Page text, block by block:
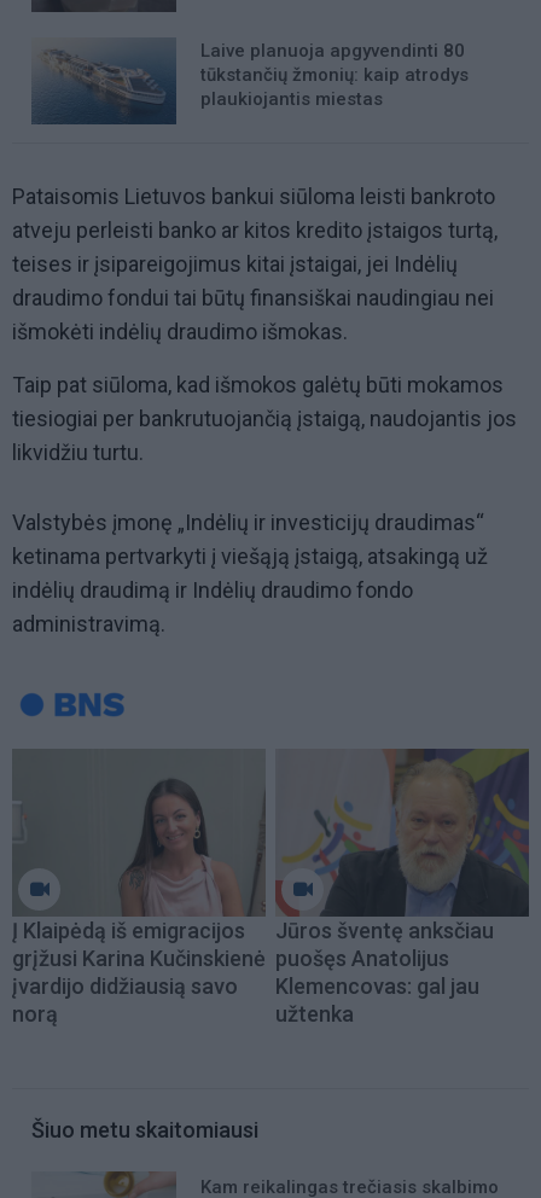
Laive planuoja apgyvendinti 80
tūkstančių žmonių: kaip atrodys
plaukiojantis miestas
Pataisomis Lietuvos bankui siūloma leisti bankroto
atveju perleisti banko ar kitos kredito įstaigos turtą,
teises ir įsipareigojimus kitai įstaigai, jei Indėlių
draudimo fondui tai būtų finansiškai naudingiau nei
išmokėti indėlių draudimo išmokas.
Taip pat siūloma, kad išmokos galėtų būti mokamos
tiesiogiai per bankrutuojančią įstaigą, naudojantis jos
likvidžiu turtu.
Valstybės įmonę „Indėlių ir investicijų draudimas“
ketinama pertvarkyti į viešąją įstaigą, atsakingą už
indėlių draudimą ir Indėlių draudimo fondo
administravimą.
Į Klaipėdą iš emigracijos
grįžusi Karina Kučinskienė
įvardijo didžiausią savo
norą
Jūros šventę anksčiau
puošęs Anatolijus
Klemencovas: gal jau
užtenka
Šiuo metu skaitomiausi
Kam reikalingas trečiasis skalbimo